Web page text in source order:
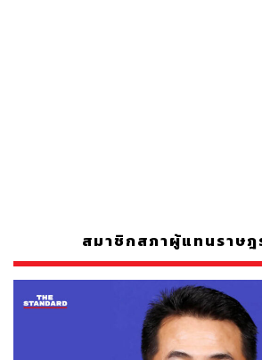
สมาชิกสภาผู้แทนราษ